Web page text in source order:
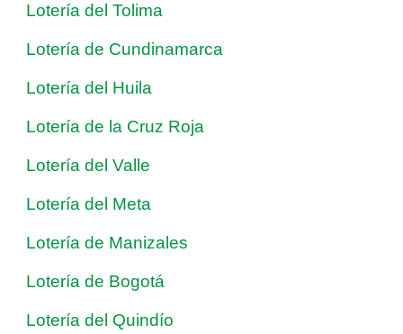
Lotería del Tolima
Lotería de Cundinamarca
Lotería del Huila
Lotería de la Cruz Roja
Lotería del Valle
Lotería del Meta
Lotería de Manizales
Lotería de Bogotá
Lotería del Quindío